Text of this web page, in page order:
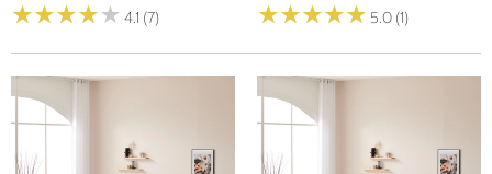
★★★★★
★★★★★ 4.1 (7) ★★★★★
★★★★★ 5.0 (1)